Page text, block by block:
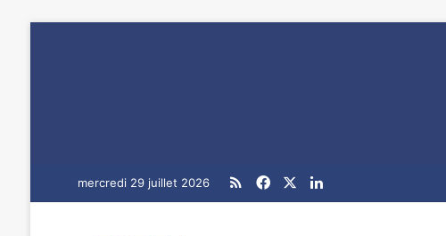
mercredi 29 juillet 2026 RSSFacebookLinkedin